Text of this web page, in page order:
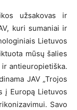
užsakovas ir
kuri sumaniai ir
Lietuvos
mūsų šalies
antieuropietiška.
JAV „Trojos
į Europą Lietuvos
Savo